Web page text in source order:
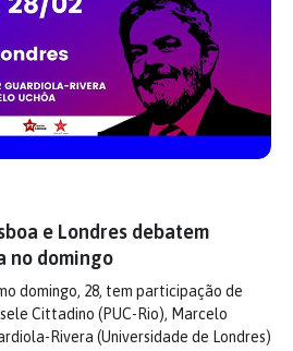
e Londres debatem
no domingo
domingo, 28, tem participação de
Cittadino (PUC-Rio), Marcelo
Rivera (Universidade de Londres)